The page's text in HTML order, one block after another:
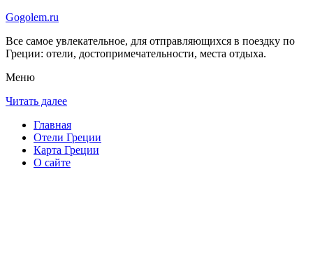
Gogolem.ru
Все самое увлекательное, для отправляющихся в поездку по
Греции: отели, достопримечательности, места отдыха.
Меню
Читать далее
Главная
Отели Греции
Карта Греции
О сайте